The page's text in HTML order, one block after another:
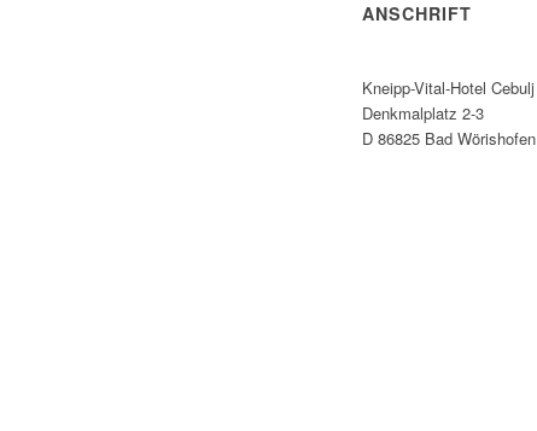
ANSCHRIFT
Kneipp-Vital-Hotel Cebulj
Denkmalplatz 2-3
D 86825 Bad Wörishofen